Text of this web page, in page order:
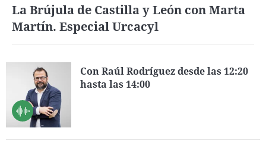
La Brújula de Castilla y León con Marta
Martín. Especial Urcacyl
Con Raúl Rodríguez desde las 12:20
hasta las 14:00